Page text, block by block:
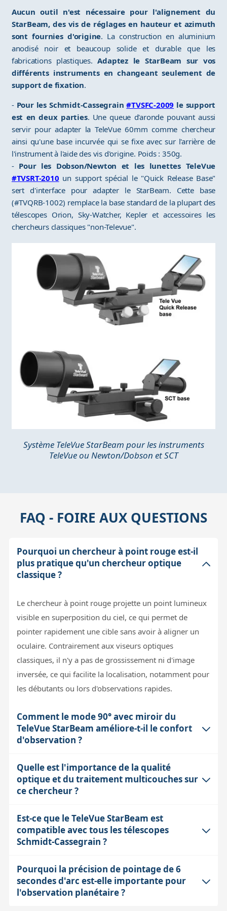
Aucun outil n'est nécessaire pour l'alignement du
StarBeam, des vis de réglages en hauteur et azimuth
sont fournies d'origine. La construction en aluminium
anodisé noir et beaucoup solide et durable que les
fabrications plastiques.Adaptez le StarBeam sur vos
différents instruments en changeant seulement de
support de fixation.
- Pour les Schmidt-Cassegrain#TVSFC-2009 le support
est en deux parties. Une queue d'aronde pouvant aussi
servir pour adapter la TeleVue 60mm comme chercheur
ainsi qu'une base incurvée qui se fixe avec sur l'arrière de
l'instrument à l'aide des vis d'origine. Poids : 350g.
- Pour les Dobson/Newton et les lunettes TeleVue
#TVSRT-2010 un support spécial le "Quick Release Base"
sert d'interface pour adapter le StarBeam. Cette base
(#TVQRB-1002) remplace la base standard de la plupart des
télescopes Orion, Sky-Watcher, Kepler et accessoires les
chercheurs classiques "non-Televue".
Système TeleVue StarBeam pour les instruments
TeleVue ou Newton/Dobson et SCT
FAQ - FOIRE AUX QUESTIONS
Pourquoi un chercheur à point rouge est-il
plus pratique qu'un chercheur optique
classique ?
Le chercheur à point rouge projette un point lumineux
visible en superposition du ciel, ce qui permet de
pointer rapidement une cible sans avoir à aligner un
oculaire. Contrairement aux viseurs optiques
classiques, il n'y a pas de grossissement ni d'image
inversée, ce qui facilite la localisation, notamment pour
les débutants ou lors d'observations rapides.
Comment le mode 90° avec miroir du
TeleVue StarBeam améliore-t-il le confort
d'observation ?
Le mode à 90° utilise un miroir incliné à 45° pour
dévier la ligne de visée vers le côté, évitant ainsi d'avoir
à se baisser ou à adopter une posture inconfortable
quand on observe des objets hauts dans le ciel, où
regarder droit derrière le chercheur devient fatigant.
Quelle est l'importance de la qualité
optique et du traitement multicouches sur
ce chercheur ?
Le large doublet de 39 mm avec traitement
multicouches réduit les réflexions parasites et les
images fantômes qui peuvent gêner la visibilité du
point rouge net et stable, une bonne transmission
lumineuse et une vue précise même en conditions
Est-ce que le TeleVue StarBeam est
compatible avec tous les télescopes
Schmidt-Cassegrain ?
Le StarBeam est fourni avec une base spécifique
(#TVSFC-2009) conçue pour s'adapter aux télescopes
Schmidt-Cassegrain grâce à une fixation incurvée qui
Pourquoi la précision de pointage de 6
secondes d'arc est-elle importante pour
l'observation planétaire ?